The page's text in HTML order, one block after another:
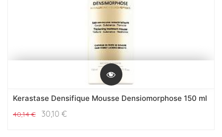
Kerastase Densifique Mousse Densiomorphose 150 ml
40,14€ 30,10 €